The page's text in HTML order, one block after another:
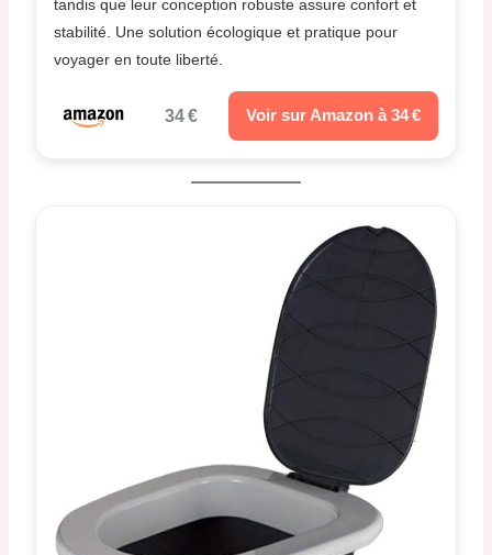
tandis que leur conception robuste assure confort et
stabilité. Une solution écologique et pratique pour
voyager en toute liberté.
34 € Voir sur Amazon à 34 €